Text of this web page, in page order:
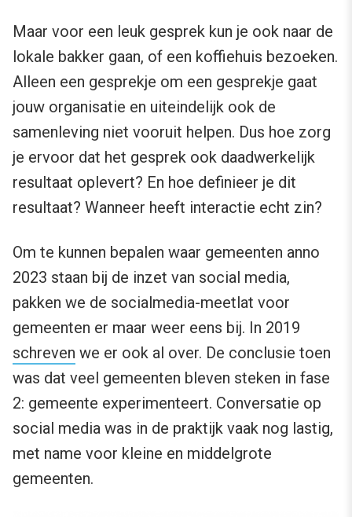
Maar voor een leuk gesprek kun je ook naar de
lokale bakker gaan, of een koffiehuis bezoeken.
Alleen een gesprekje om een gesprekje gaat
jouw organisatie en uiteindelijk ook de
samenleving niet vooruit helpen. Dus hoe zorg
je ervoor dat het gesprek ook daadwerkelijk
resultaat oplevert? En hoe definieer je dit
resultaat? Wanneer heeft interactie echt zin?
Om te kunnen bepalen waar gemeenten anno
2023 staan bij de inzet van social media,
pakken we de socialmedia-meetlat voor
gemeenten er maar weer eens bij. In 2019
schreven we er ook al over. De conclusie toen
was dat veel gemeenten bleven steken in fase
2: gemeente experimenteert. Conversatie op
social media was in de praktijk vaak nog lastig,
met name voor kleine en middelgrote
gemeenten.